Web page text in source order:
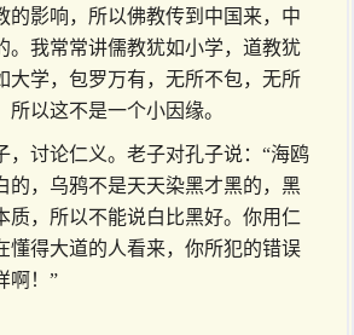
的影响，所以佛教传到中国来，中
。我常常讲儒教犹如小学，道教犹
大学，包罗万有，无所不包，无所
所以这不是一个小因缘。
，讨论仁义。老子对孔子说：“海鸥
的，乌鸦不是天天染黑才黑的，黑
质，所以不能说白比黑好。你用仁
懂得大道的人看来，你所犯的错误
啊！”